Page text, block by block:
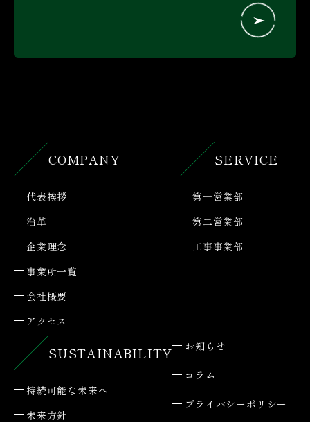
COMPANY
代表挨拶
企業理念
会社概要
沿革
事業所一覧
アクセス
SERVICE
第一営業部
第二営業部
工事事業部
SUSTAINABILITY
持続可能な未来へ
未来方針
お知らせ
コラム
プライバシーポリシー